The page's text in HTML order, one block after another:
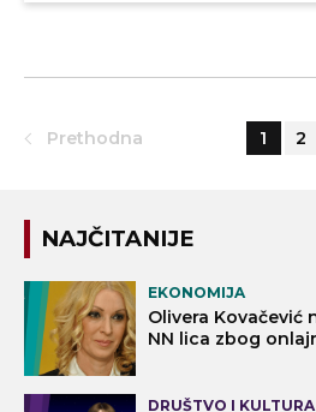
Prethodna 1 2
NAJČITANIJE
EKONOMIJA
Olivera Kovačević
NN lica zbog
DRUŠTVO I KULTURA